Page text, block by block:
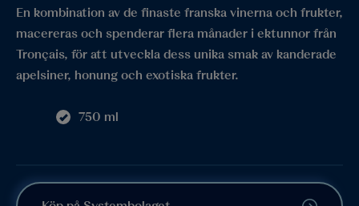
En kombination av de finaste franska vinerna och frukter,
macereras och spenderar flera månader i ektunnor från
Tronçais, för att utveckla dess unika smak av kanderade
apelsiner, honung och exotiska frukter.
750 ml